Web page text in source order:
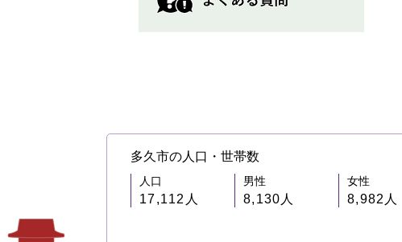
多久市の人口・世帯数
人口
17,112人
男性
8,130人
女性
8,982人